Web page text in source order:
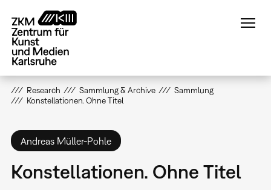
zum
Inhalt
Research Sammlung & Archive
Sammlung
Konstellationen. Ohne Titel
Andreas Müller-Pohle
Konstellationen. Ohne Titel